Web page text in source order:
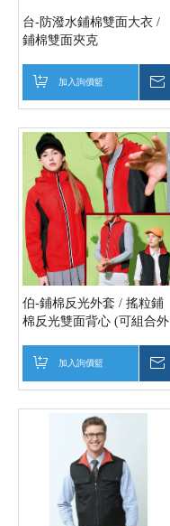
台-防潑水鋪棉雙面大衣 /
鋪棉雙面夾克
加入詢價籃
伯-鋪棉反光外套 / 搖粒鋪
棉反光雙面背心 (可組合外
加入詢價籃